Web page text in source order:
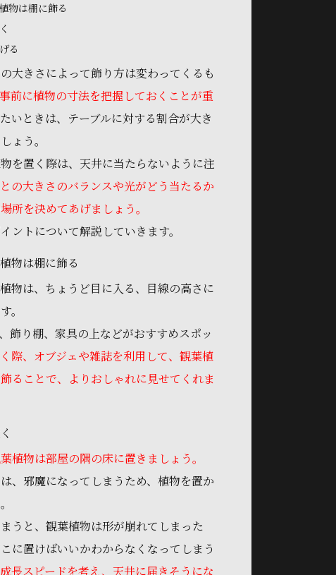
物は棚に飾る
る
大きさによって飾り方は変わってくるも
前に植物の寸法を把握しておくことが重
いときは、テーブルに対する割合が大き
ょう。
を置く際は、天井に当たらないように注
の大きさのバランスや光がどう当たるか
所を決めてあげましょう。
ントについて解説していきます。
物は棚に飾る
物は、ちょうど目に入る、目線の高さに
。
飾り棚、家具の上などがおすすめスポッ
際、オブジェや雑誌を利用して、観葉植
ることで、よりおしゃれに見せてくれま
植物は部屋の隅の床に置きましょう。
、邪魔になってしまうため、植物を置か
うと、観葉植物は形が崩れてしまった
に置けばいいかわからなくなってしまう
成長スピードを考え、天井に届きそうにな